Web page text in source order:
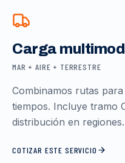
Carga
MAR + AIRE + TERRESTRE
Combinamos rutas
tiempos. Incluye tramo
distribución en regiones.
COTIZAR ESTE SERVICIO